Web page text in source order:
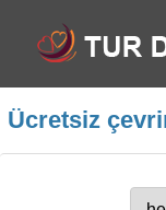
Ücretsiz